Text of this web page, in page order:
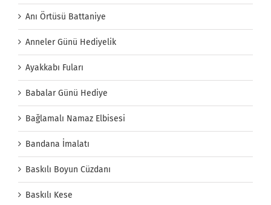
Anı Örtüsü Battaniye
Anneler Günü Hediyelik
Ayakkabı Fuları
Babalar Günü Hediye
Bağlamalı Namaz Elbisesi
Bandana İmalatı
Baskılı Boyun Cüzdanı
Baskılı Kese